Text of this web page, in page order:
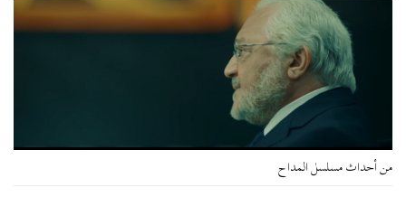
من أحداث مسلسل المداح